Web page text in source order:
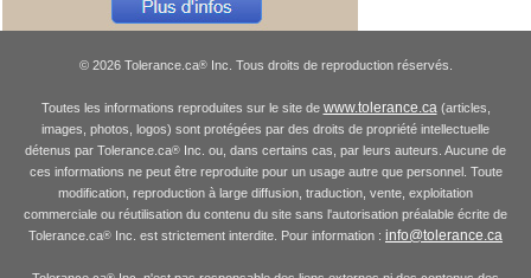
© 2026 Tolerance.ca®Inc. Tous droits de reproduction réservés.
Toutes les informations reproduites sur le site de www.tolerance.ca(articles,
images, photos, logos) sont protégées par des droits de propriété intellectuelle
détenus par Tolerance.ca® Inc. ou, dans certains cas, par leurs auteurs. Aucune de
ces informations ne peut être reproduite pour un usage autre que personnel. Toute
modification, reproduction à large diffusion, traduction, vente, exploitation
commerciale ou réutilisation du contenu du site sans l'autorisation préalable écrite de
Tolerance.ca® Inc. est strictement interdite. Pour information : info@tolerance.ca